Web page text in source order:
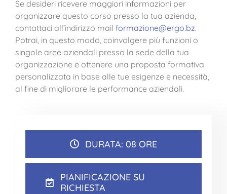
Se desideri ricevere maggiori informazioni per
organizzare questo corso presso la tua azienda,
contattaci all’indirizzo mail formazione@ergo.bz.
Potrai, in questo modo, coinvolgere più funzioni o
singole aree aziendali presso la sede della tua
organizzazione e ottenere una proposta formativa
personalizzata in base alle tue esigenze e necessità,
al fine di migliorare le performance aziendali.
DURATA: 08 ORE
PIANIFICAZIONE SU
RICHIESTA